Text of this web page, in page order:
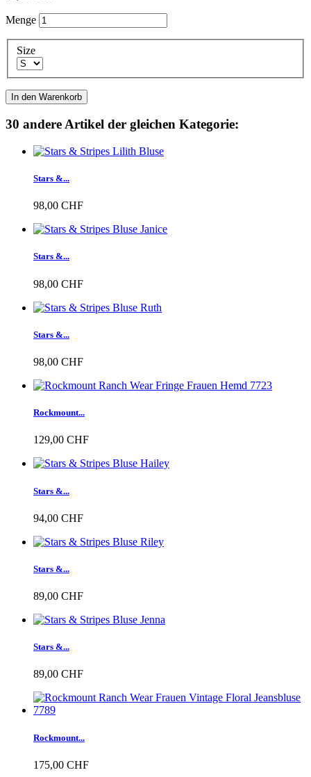
Menge
Size
In den Warenkorb
30 andere Artikel der gleichen Kategorie:
Stars &...
98,00 CHF
Stars &...
98,00 CHF
Stars &...
98,00 CHF
Rockmount...
129,00 CHF
Stars &...
94,00 CHF
Stars &...
89,00 CHF
Stars &...
89,00 CHF
Rockmount...
175,00 CHF